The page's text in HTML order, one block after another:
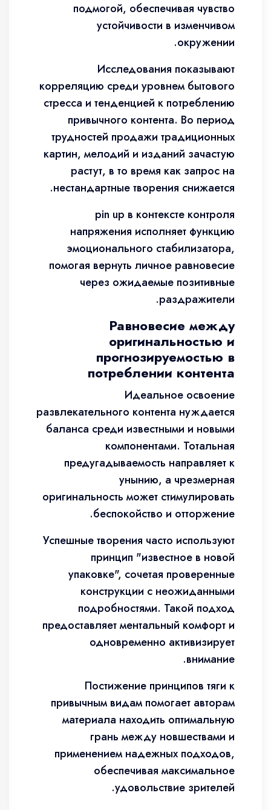
подмогой, обеспечивая чувство
устойчивости в изменчивом
окружении.
Исследования показывают
корреляцию среди уровнем бытового
стресса и тенденцией к потреблению
привычного контента. Во период
трудностей продажи традиционных
картин, мелодий и изданий зачастую
растут, в то время как запрос на
нестандартные творения снижается.
pin up в контексте контроля
напряжения исполняет функцию
эмоционального стабилизатора,
помогая вернуть личное равновесие
через ожидаемые позитивные
раздражители.
Равновесие между
оригинальностью и
прогнозируемостью в
потреблении контента
Идеальное освоение
развлекательного контента нуждается
баланса среди известными и новыми
компонентами. Тотальная
предугадываемость направляет к
унынию, а чрезмерная
оригинальность может стимулировать
беспокойство и отторжение.
Успешные творения часто используют
принцип "известное в новой
упаковке", сочетая проверенные
конструкции с неожиданными
подробностями. Такой подход
предоставляет ментальный комфорт и
одновременно активизирует
внимание.
Постижение принципов тяги к
привычным видам помогает авторам
материала находить оптимальную
грань между новшествами и
применением надежных подходов,
обеспечивая максимальное
удовольствие зрителей.